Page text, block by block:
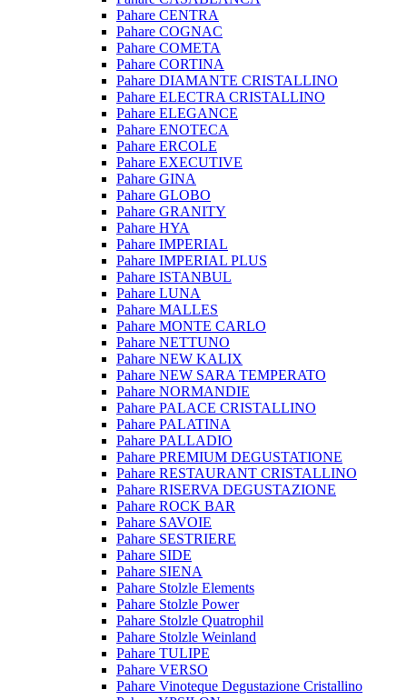
Pahare CENTRA
Pahare COGNAC
Pahare COMETA
Pahare CORTINA
Pahare DIAMANTE CRISTALLINO
Pahare ELECTRA CRISTALLINO
Pahare ELEGANCE
Pahare ENOTECA
Pahare ERCOLE
Pahare EXECUTIVE
Pahare GINA
Pahare GLOBO
Pahare GRANITY
Pahare HYA
Pahare IMPERIAL
Pahare IMPERIAL PLUS
Pahare ISTANBUL
Pahare LUNA
Pahare MALLES
Pahare MONTE CARLO
Pahare NETTUNO
Pahare NEW KALIX
Pahare NEW SARA TEMPERATO
Pahare NORMANDIE
Pahare PALACE CRISTALLINO
Pahare PALATINA
Pahare PALLADIO
Pahare PREMIUM DEGUSTATIONE
Pahare RESTAURANT CRISTALLINO
Pahare RISERVA DEGUSTAZIONE
Pahare ROCK BAR
Pahare SAVOIE
Pahare SESTRIERE
Pahare SIDE
Pahare SIENA
Pahare Stolzle Elements
Pahare Stolzle Power
Pahare Stolzle Quatrophil
Pahare Stolzle Weinland
Pahare TULIPE
Pahare VERSO
Pahare Vinoteque Degustazione Cristallino